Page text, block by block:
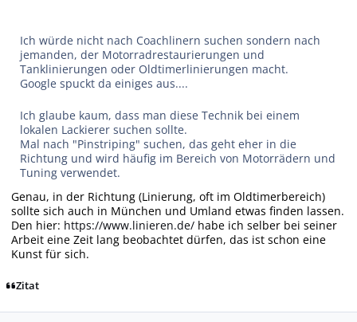
Ich würde nicht nach Coachlinern suchen sondern nach
jemanden, der Motorradrestaurierungen und
Tanklinierungen oder Oldtimerlinierungen macht.
Google spuckt da einiges aus....
Ich glaube kaum, dass man diese Technik bei einem
lokalen Lackierer suchen sollte.
Mal nach "Pinstriping" suchen, das geht eher in die
Richtung und wird häufig im Bereich von Motorrädern und
Tuning verwendet.
Genau, in der Richtung (Linierung, oft im Oldtimerbereich)
sollte sich auch in München und Umland etwas finden lassen.
Den hier: https://www.linieren.de/ habe ich selber bei seiner
Arbeit eine Zeit lang beobachtet dürfen, das ist schon eine
Kunst für sich.
Zitat